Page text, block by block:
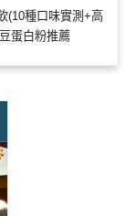
(10種口味實測+高
蛋白粉推薦